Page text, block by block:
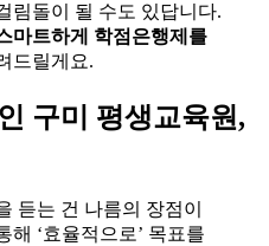
림돌이 될 수도 있답니다.
마트하게 학점은행제를
드릴게요.
구미 평생교육원,
듣는 건 나름의 장점이
해 ‘효율적으로’ 목표를